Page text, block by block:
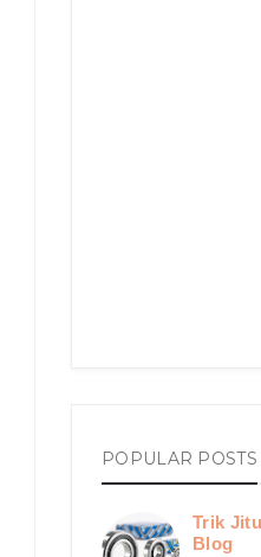
POPULAR POSTS
Trik
Blog